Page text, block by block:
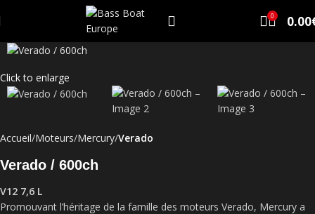
0 0.00
Click to enlarge
Accueil Moteurs Mercury Verado
Verado / 600ch
V12 7,6 L
Promouvant l’héritage de la famille des moteurs Verado, Mercury a